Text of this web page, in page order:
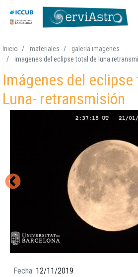
al
principal
Inicio materiales
galeria imagenes
imagenes del eclipse total de luna
Imágenes del
Luna- retransmisión
Fecha 12/11/2019